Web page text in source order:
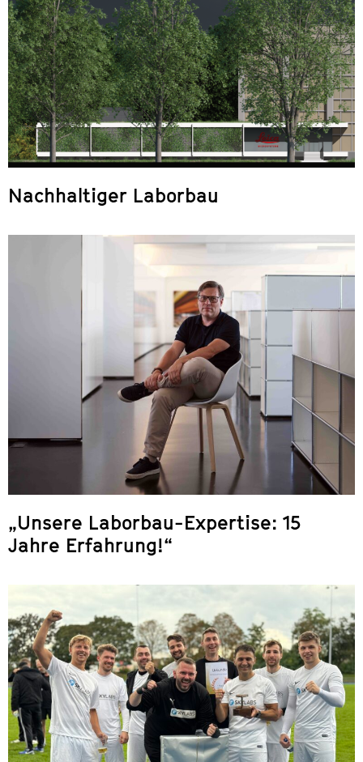
Nachhaltiger Laborbau
„Unsere Laborbau-Expertise: 15
Jahre Erfahrung!“